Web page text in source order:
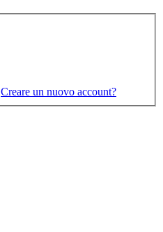
Creare un nuovo account?